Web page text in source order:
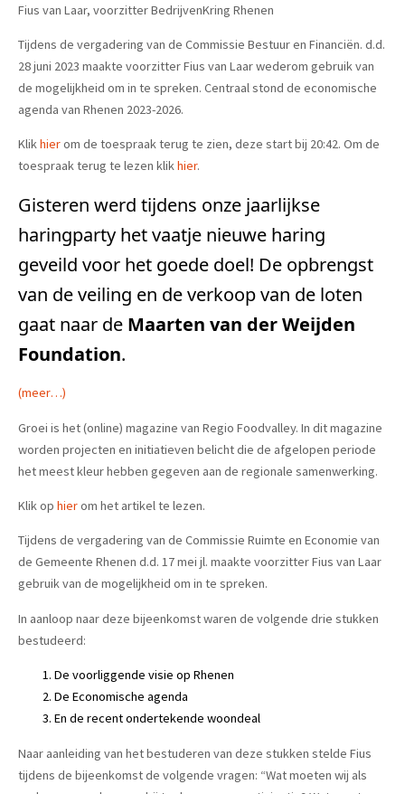
Fius van Laar, voorzitter BedrijvenKring Rhenen
Tijdens de vergadering van de Commissie Bestuur en Financiën. d.d.
28 juni 2023 maakte voorzitter Fius van Laar wederom gebruik van
de mogelijkheid om in te spreken. Centraal stond de economische
agenda van Rhenen 2023-2026.
Klikhierom de toespraak terug te zien, deze start bij 20:42. Om de
toespraak terug te lezen klikhier.
Gisteren werd tijdens onze jaarlijkse
haringparty het vaatje nieuwe haring
geveild voor het goede doel! De opbrengst
van de veiling en de verkoop van de loten
gaat naar de Maarten van der Weijden
Foundation.
(meer…)
Groei is het (online) magazine van Regio Foodvalley. In dit magazine
worden projecten en initiatieven belicht die de afgelopen periode
het meest kleur hebben gegeven aan de regionale samenwerking.
Klik op hierom het artikel te lezen.
Tijdens de vergadering van de Commissie Ruimte en Economie van
de Gemeente Rhenen d.d. 17 mei jl. maakte voorzitter Fius van Laar
gebruik van de mogelijkheid om in te spreken.
In aanloop naar deze bijeenkomst waren de volgende drie stukken
bestudeerd:
De voorliggende visie op Rhenen
De Economische agenda
En de recent ondertekende woondeal
Naar aanleiding van het bestuderen van deze stukken stelde Fius
tijdens de bijeenkomst de volgende vragen: “Wat moeten wij als